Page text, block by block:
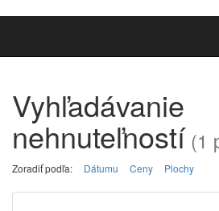
Vyhľadávanie
nehnuteľností (1
Zoradiť podľa: Dátumu Ceny Plochy